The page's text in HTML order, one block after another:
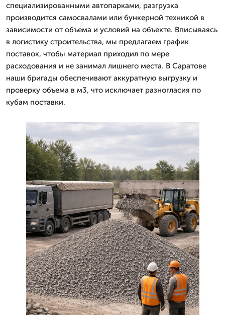
специализированными автопарками, разгрузка
производится самосвалами или бункерной техникой в
зависимости от объема и условий на объекте. Вписываясь
в логистику строительства, мы предлагаем график
поставок, чтобы материал приходил по мере
расходования и не занимал лишнего места. В Саратове
наши бригады обеспечивают аккуратную выгрузку и
проверку объема в м3, что исключает разногласия по
кубам поставки.